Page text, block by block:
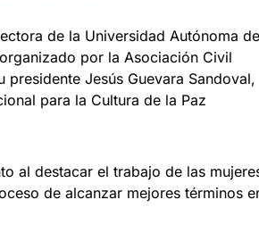
de la Universidad Autónoma de
por la Asociación Civil
Jesús Guevara Sandoval,
para la Cultura de la Paz
al destacar el trabajo de las
de alcanzar mejores términos